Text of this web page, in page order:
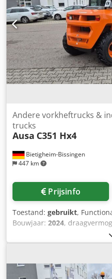
vorken): LxB 3,38 x 1,83 m
Bijzonderheden:
wegverlichting,
Neuss Direct beschikbaar
Bietigheim-Bissingen
447 km
Andere vorkheftrucks &
trucks
Ausa C351 Hx4
Prijsinfo
Toestand: gebruikt,
Bouwjaar: 2024,
aandrijftype:Diesel,
Hea Technische staat:
Banden voor: 16/70-20
Achterbanden Maat: 12-16.5